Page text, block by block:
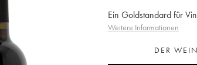
Ein Goldstandard für
Weitere Informationen
DER WEIN